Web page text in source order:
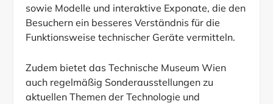
sowie Modelle und interaktive Exponate, die den
Besuchern ein besseres Verständnis für die
Funktionsweise technischer Geräte vermitteln.
Zudem bietet das Technische Museum Wien
auch regelmäßig Sonderausstellungen zu
aktuellen Themen der Technologie und